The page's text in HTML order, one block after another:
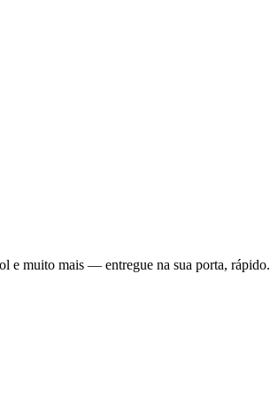
e muito mais — entregue na sua porta, rápido.